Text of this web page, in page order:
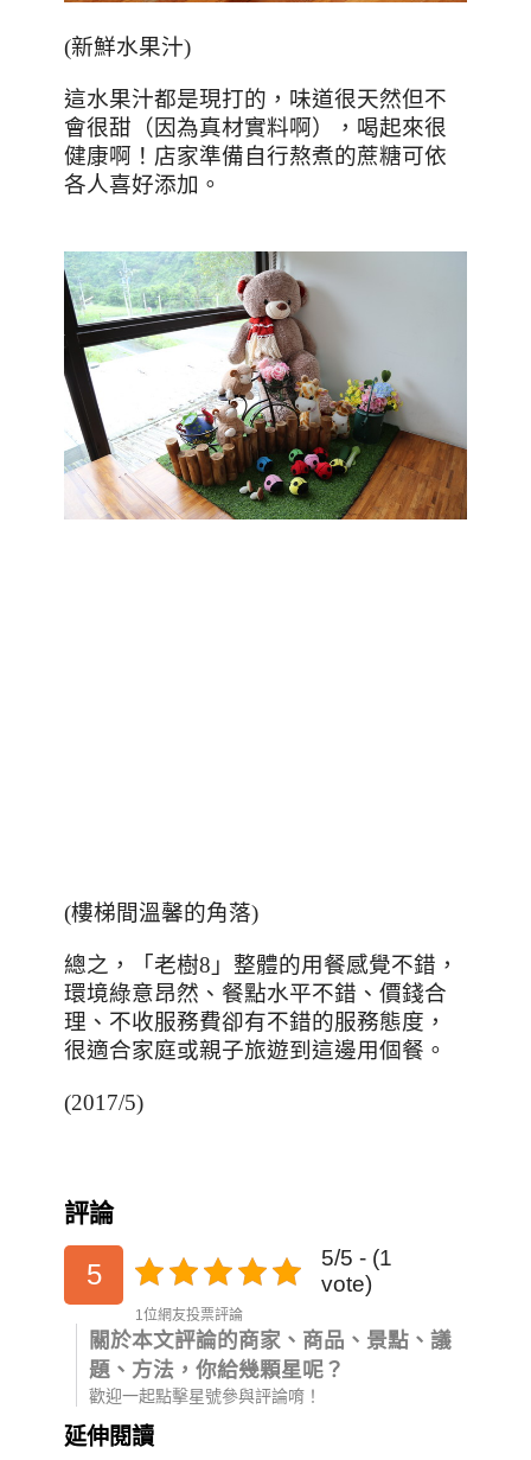
(新鮮水果汁)
這水果汁都是現打的，味道很天然但不
會很甜（因為真材實料啊），喝起來很
健康啊！店家準備自行熬煮的蔗糖可依
各人喜好添加。
(樓梯間溫馨的角落)
總之，「老樹8 」整體的用餐感覺不錯，
環境綠意昂然、餐點水平不錯、價錢合
理、不收服務費卻有不錯的服務態度，
很適合家庭或親子旅遊到這邊用個餐。
(2017/5)
評論
5
5/5 - (1
vote)
1位網友投票評論
關於本文評論的商家、商品、景點、議
題、方法，你給幾顆星呢？
歡迎一起點擊星號參與評論唷！
延伸閱讀